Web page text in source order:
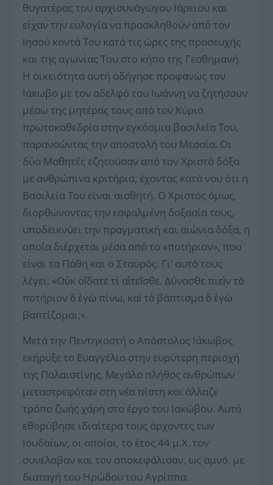
θυγατέρας του αρχισυνάγωγου Ιάρειου και
είχαν την ευλογία να προσκληθούν από τον
Ιησού κοντά Του κατά τις ώρες της προσευχής
και της αγωνίας Του στο κήπο της Γεσθημανή.
Η οικειότητα αυτή οδήγησε προφανώς τον
Ιάκωβο με τον αδελφό του Ιωάννη να ζητήσουν
μέσω της μητέρας τους από τον Κύριο
πρωτοκαθεδρία στην εγκόσμια βασιλεία Του,
παρανοώντας την αποστολή του Μεσσία. Οι
δύο Μαθητές εζητούσαν από τον Χριστό δόξα
με ανθρώπινα κριτήρια, έχοντας κατά νου ότι η
Βασιλεία Του είναι αισθητή. Ο Χριστός όμως,
διορθώνοντας την εσφαλμένη δοξασία τους,
υποδεικνύει την πραγματική και αιώνια δόξα, η
οποία διέρχεται μέσα από το «ποτήριον», που
είναι τα Πάθη και ο Σταυρός. Γι’ αυτό τους
λέγει: «Οὐκ οἴδατε τί αἰτεῖσθε. Δύνασθε πιεὶν τὸ
ποτήριον ὃ ἐγὼ πίνω, καὶ τὸ βάπτισμα ὃ ἐγὼ
βαπτίζομαι;».
Μετά την Πεντηκοστή ο Απόστολος Ιάκωβος
εκήρυξε το Ευαγγέλιο στην ευρύτερη περιοχή
της Παλαιστίνης. Μεγάλο πλήθος ανθρώπων
μεταστρεφόταν στη νέα πίστη και άλλαζε
τρόπο ζωής χάρη στο έργο του Ιακώβου. Αυτό
εθορύβησε ιδιαίτερα τους άρχοντες των
Ιουδαίων, οι οποίοι, το έτος 44 μ.Χ. τον
συνέλαβαν και τον αποκεφάλισαν, ως αμνό, με
διαταγή του Ηρώδου του Αγρίππα.